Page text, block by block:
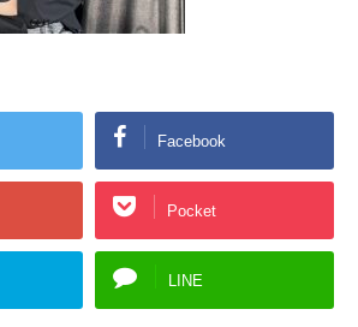
Facebook
Pocket
LINE